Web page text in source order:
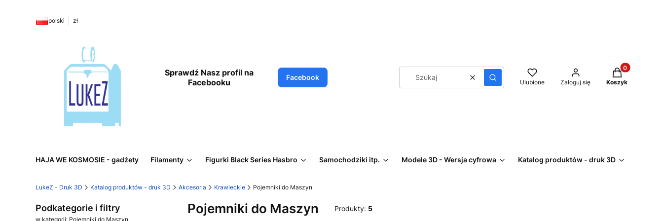
polski zł
Sprawdź Nasz profil na
Facebooku
Facebook WyczyśćSzukaj Ulubione Zaloguj się
Produkty w
Koszyk
HAJA WE KOSMOSIE - gadżety Filamenty Figurki Black Series Hasbro Samochodziki itp. Modele 3D - Wersja cyfrowa Katalog produktów - druk 3D
LukeZ - Druk 3D Katalog produktów - druk 3D Akcesoria Krawieckie Pojemniki do Maszyn
Podkategorie i filtry
w kategorii: Pojemniki do Maszyn
Pojemniki do Maszyn Produkty: 5